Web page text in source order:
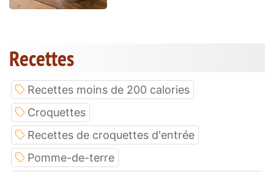
Recettes
Recettes moins de 200 calories
Croquettes
Recettes de croquettes d'entrée
Pomme-de-terre